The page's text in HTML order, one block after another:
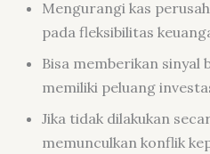
Mengurangi kas
pada fleksibilitas
Bisa memberikan sinyal
memiliki peluang
Jika tidak dilakukan
memunculkan konflik